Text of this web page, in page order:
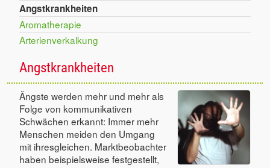
Angstkrankheiten
Aromatherapie
Arterienverkalkung
Angstkrankheiten
Ängste werden mehr und mehr als
Folge von kommunikativen
Schwächen erkannt: Immer mehr
Menschen meiden den Umgang
mit ihresgleichen. Marktbeobachter
haben beispielsweise festgestellt,